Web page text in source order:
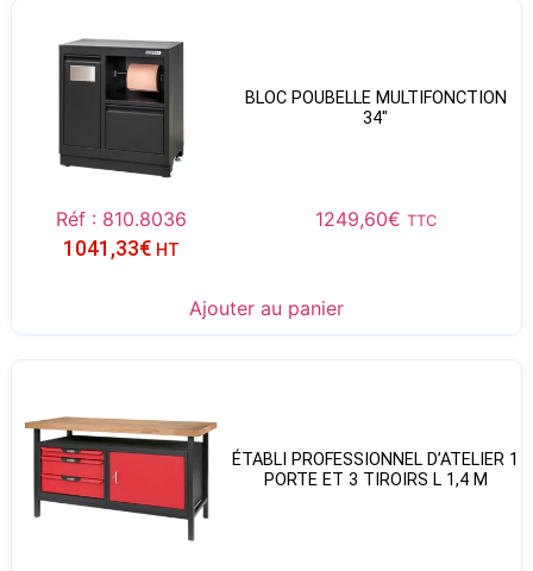
BLOC POUBELLE MULTIFONCTION
34″
Réf : 810.8036 1249,60€ TTC
1041,33€ HT
Ajouter au panier
ÉTABLI PROFESSIONNEL D’ATELIER 1
PORTE ET 3 TIROIRS L 1,4 M